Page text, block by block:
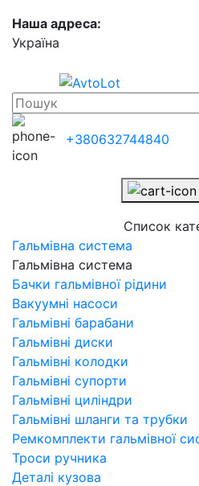
Наша адреса:
Українa
+380632744840
Список
Гальмівна система
Гальмівна система
Бачки гальмівної рідини
Вакуумні насоси
Гальмівні барабани
Гальмівні диски
Гальмівні колодки
Гальмівні супорти
Гальмівні циліндри
Гальмівні шланги та трубки
Ремкомплекти гальмівної
Троси ручника
Деталі кузова